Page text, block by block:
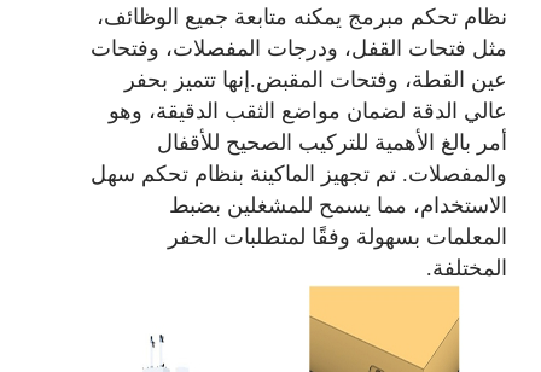
نظام تحكم مبرمج يمكنه متابعة جميع الوظائف،
مثل فتحات القفل، ودرجات المفصلات، وفتحات
عين القطة، وفتحات المقبض. إنها تتميز بحفر
عالي الدقة لضمان مواضع الثقب الدقيقة، وهو
أمر بالغ الأهمية للتركيب الصحيح للأقفال
والمفصلات. تم تجهيز الماكينة بنظام تحكم سهل
الاستخدام، مما يسمح للمشغلين بضبط
المعلمات بسهولة وفقًا لمتطلبات الحفر
المختلفة.